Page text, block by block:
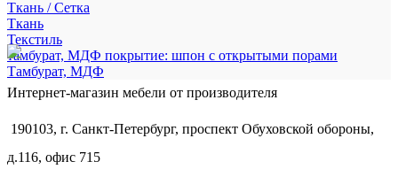
Ткань / Сетка
Ткань
Текстиль
тамбурат, МДФ покрытие: шпон с открытыми порами
Тамбурат, МДФ
Интернет-магазин мебели от производителя
190103, г. Санкт-Петербург, проспект Обуховской обороны,
д.116, офис 715